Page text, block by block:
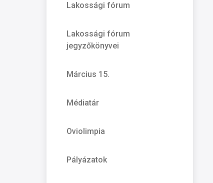
Lakossági fórum
Lakossági fórum
jegyzőkönyvei
Március 15.
Médiatár
Oviolimpia
Pályázatok